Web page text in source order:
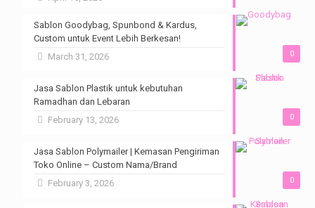
0
Sablon Goodybag, Spunbond & Kardus,
Custom untuk Event Lebih Berkesan!
March 31, 2026
0
Jasa Sablon Plastik untuk kebutuhan
Ramadhan dan Lebaran
February 13, 2026
0
Jasa Sablon Polymailer | Kemasan Pengiriman
Toko Online – Custom Nama/Brand
February 3, 2026